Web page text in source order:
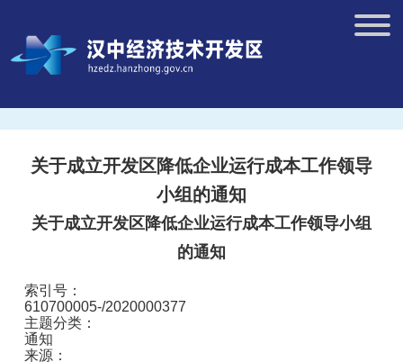
关于成立开发区降低企业运行成本工作领导
小组的通知
关于成立开发区降低企业运行成本工作领导小组
的通知
索引号：
610700005-/2020000377
主题分类：
通知
来源：